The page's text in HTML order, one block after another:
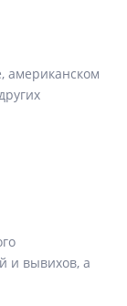
американском
и вывихов, а